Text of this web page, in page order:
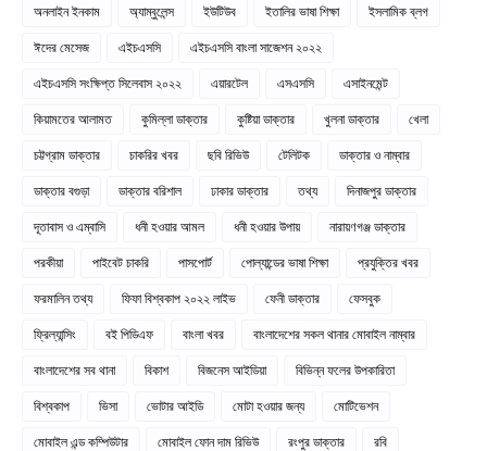
অনলাইন ইনকাম অ্যাম্বুলেন্স ইউটিউব ইতালির ভাষা শিক্ষা
ইসলামিক ব্লগ
ঈদের মেসেজ
এইচএসসি
এইচএসসি বাংলা সাজেশন ২০২২
এইচএসসি সংক্ষিপ্ত সিলেবাস ২০২২
এয়ারটেল এসএসসি
এসাইনমেন্ট
কিয়ামতের আলামত
কুমিল্লা ডাক্তার কুষ্টিয়া ডাক্তার খুলনা ডাক্তার
খেলা
চট্টগ্রাম ডাক্তার
চাকরির খবর ছবি রিভিউ টেলিটক
ডাক্তার ও নাম্বার
ডাক্তার বগুড়া
ডাক্তার বরিশাল ঢাকার ডাক্তার তথ্য
দিনাজপুর ডাক্তার
দূতাবাস ও এম্বাসি
ধনী হওয়ার আমল ধনী হওয়ার উপায়
নারায়ণগঞ্জ ডাক্তার
পরকীয়া
পাইবেট চাকরি পাসপোর্ট পোল্যান্ডের ভাষা শিক্ষা
প্রযুক্তির খবর
ফরমালিন তথ্য
ফিফা বিশ্বকাপ ২০২২ লাইভ ফেনী ডাক্তার
ফেসবুক
ফ্রিল্যান্সিং
বই পিডিএফ বাংলা খবর
বাংলাদেশের সকল থানার মোবাইল নাম্বার
বাংলাদেশের সব থানা
বিকাশ বিজনেস আইডিয়া
বিভিন্ন ফলের উপকারিতা
বিশ্বকাপ
ভিসা ভোটার আইডি মোটা হওয়ার জন্য
মোটিভেশন
মোবাইল এন্ড কম্পিউটার
মোবাইল ফোন দাম রিভিউ রংপুর ডাক্তার রবি